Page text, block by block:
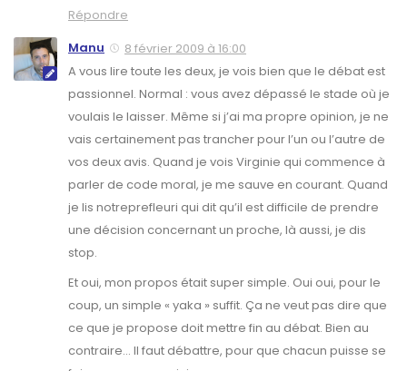
Répondre
Manu
8 février 2009 à 16:00
A vous lire toute les deux, je vois bien que le débat est
passionnel. Normal : vous avez dépassé le stade où je
voulais le laisser. Même si j’ai ma propre opinion, je ne
vais certainement pas trancher pour l’un ou l’autre de
vos deux avis. Quand je vois Virginie qui commence à
parler de code moral, je me sauve en courant. Quand
je lis notreprefleuri qui dit qu’il est difficile de prendre
une décision concernant un proche, là aussi, je dis
stop.
Et oui, mon propos était super simple. Oui oui, pour le
coup, un simple « yaka » suffit. Ça ne veut pas dire que
ce que je propose doit mettre fin au débat. Bien au
contraire… Il faut débattre, pour que chacun puisse se